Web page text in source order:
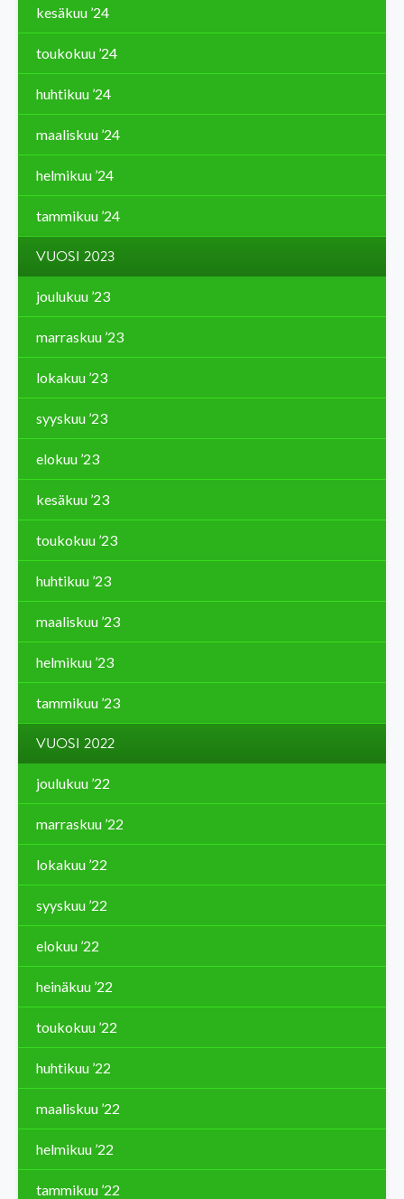
kesäkuu ’24
toukokuu ’24
huhtikuu ’24
maaliskuu ’24
helmikuu ’24
tammikuu ’24
VUOSI 2023
joulukuu ’23
marraskuu ’23
lokakuu ’23
syyskuu ’23
elokuu ’23
kesäkuu ’23
toukokuu ’23
huhtikuu ’23
maaliskuu ’23
helmikuu ’23
tammikuu ’23
VUOSI 2022
joulukuu ’22
marraskuu ’22
lokakuu ’22
syyskuu ’22
elokuu ’22
heinäkuu ’22
toukokuu ’22
huhtikuu ’22
maaliskuu ’22
helmikuu ’22
tammikuu ’22